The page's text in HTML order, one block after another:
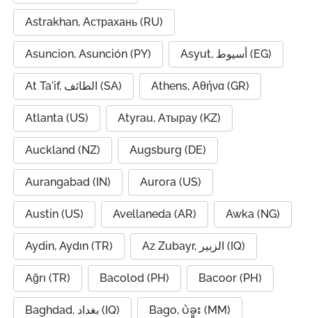
Astrakhan, Астрахань (RU)
Asuncion, Asunción (PY) Asyut, أسيوط (EG)
At Ta'if, الطائف (SA) Athens, Αθήνα (GR)
Atlanta (US) Atyrau, Атырау (KZ)
Auckland (NZ) Augsburg (DE)
Aurangabad (IN) Aurora (US)
Austin (US) Avellaneda (AR) Awka (NG)
Aydin, Aydın (TR) Az Zubayr, الزبير (IQ)
Ağrı (TR) Bacolod (PH) Bacoor (PH)
Baghdad, بغداد (IQ) Bago, ပဲခူး (MM)